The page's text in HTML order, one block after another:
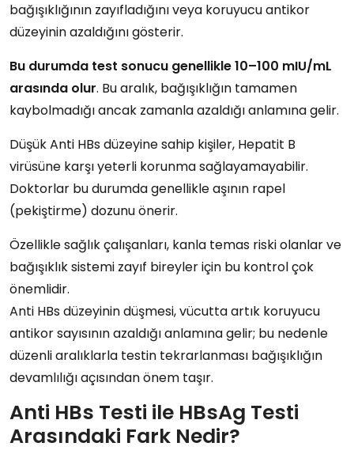
bağışıklığının zayıfladığınıveya koruyucu antikor
düzeyinin azaldığınıgösterir.
Bu durumda test sonucu genellikle 10–100 mIU/mL
arasında olur. Bu aralık, bağışıklığın tamamen
kaybolmadığıancak zamanla azaldığıanlamına gelir.
Düşük Anti HBs düzeyine sahip kişiler, Hepatit B
virüsüne karşı yeterli korunmasağlayamayabilir.
Doktorlar bu durumda genellikleaşının rapel
(pekiştirme) dozunuönerir.
Özelliklesağlık çalışanları, kanla temas riski olanlarve
bağışıklık sistemi zayıf bireyleriçin bu kontrol çok
önemlidir.
Anti HBs düzeyinin düşmesi, vücutta artık koruyucu
antikor sayısının azaldığıanlamına gelir; bu nedenle
düzenli aralıklarla testin tekrarlanması bağışıklığın
devamlılığı açısından önem taşır.
Anti HBs Testi ile HBsAg Testi
Arasındaki Fark Nedir?